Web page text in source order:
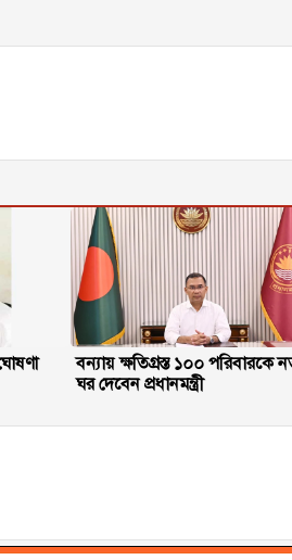
বন্যায় ক্ষতিগ্রস্ত ১০০ পরিবারকে
ঘর দেবেন প্রধানমন্ত্রী